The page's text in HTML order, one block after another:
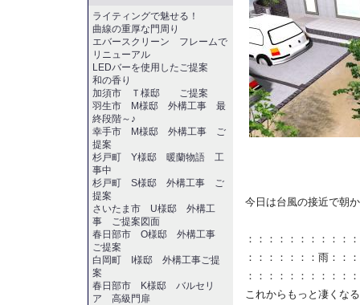
今日は台風の接近で朝
：：：：：：：：：：
：：：：：：：雨：：
：：：：：：：：：：
これからもっと凄くな
ライティングで魅せる！
曲線の重厚な門周り
エバースクリーン フレームで
リニューアル
LEDバーを使用したご提案
和の香り
加須市 Ｔ様邸 ご提案
羽生市 M様邸 外構工事 最
終段階～♪
幸手市 M様邸 外構工事 ご
提案
杉戸町 Y様邸 暖蘭物語 工
事中
杉戸町 S様邸 外構工事 ご
提案
さいたま市 U様邸 外構工
事 ご提案図面
春日部市 O様邸 外構工事
ご提案
白岡町 I様邸 外構工事ご提
案
春日部市 K様邸 バルセリ
ア 高級門扉